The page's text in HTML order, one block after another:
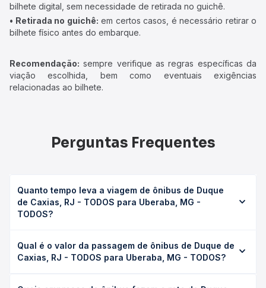
bilhete digital, sem necessidade de retirada no guichê.
• Retirada no guichê: em certos casos, é necessário retirar o
bilhete físico antes do embarque.
Recomendação: sempre verifique as regras específicas da
viação escolhida, bem como eventuais exigências
relacionadas ao bilhete.
Perguntas Frequentes
Quanto tempo leva a viagem de ônibus de Duque
de Caxias, RJ - TODOS para Uberaba, MG -
TODOS?
para Uberaba, MG - TODOS leva em média 15h 30min,
podendo variar conforme a viação, o tipo de serviço
Qual é o valor da passagem de ônibus de Duque de
Caxias, RJ - TODOS para Uberaba, MG - TODOS?